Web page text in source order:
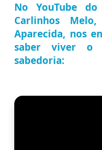
No YouTube
Carlinhos
Aparecida, nos
saber viver o
sabedoria: